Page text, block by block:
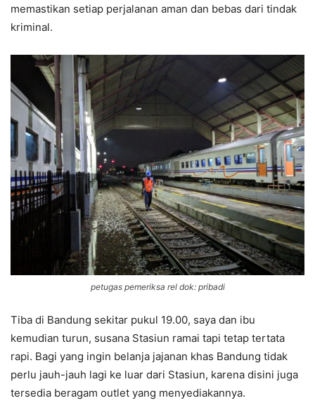
memastikan setiap perjalanan aman dan bebas dari tindak
kriminal.
petugas pemeriksa rel dok: pribadi
Tiba di Bandung sekitar pukul 19.00, saya dan ibu
kemudian turun, susana Stasiun ramai tapi tetap tertata
rapi. Bagi yang ingin belanja jajanan khas Bandung tidak
perlu jauh-jauh lagi ke luar dari Stasiun, karena disini juga
tersedia beragam outlet yang menyediakannya.